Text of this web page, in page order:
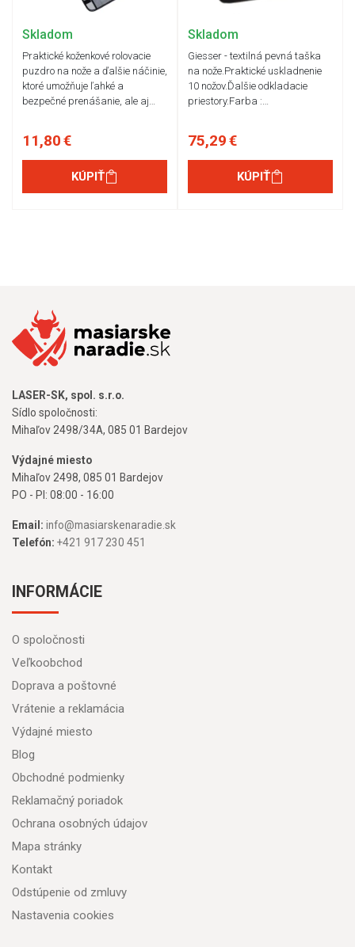
Skladom
Praktické koženkové rolovacie
puzdro na nože a ďalšie náčinie,
ktoré umožňuje ľahké a
bezpečné prenášanie, ale aj…
11,80 €
KÚPIŤ
Skladom
Giesser - textilná pevná taška
na nože.Praktické uskladnenie
10 nožov.Ďalšie odkladacie
priestory.Farba :…
75,29 €
KÚPIŤ
LASER-SK, spol. s.r.o.
Sídlo spoločnosti:
Mihaľov 2498/34A, 085 01 Bardejov
Výdajné miesto
Mihaľov 2498, 085 01 Bardejov
PO - PI: 08:00 - 16:00
Email: info@masiarskenaradie.sk
Telefón: +421 917 230 451
INFORMÁCIE
O spoločnosti
Veľkoobchod
Doprava a poštovné
Vrátenie a reklamácia
Výdajné miesto
Blog
Obchodné podmienky
Reklamačný poriadok
Ochrana osobných údajov
Mapa stránky
Kontakt
Odstúpenie od zmluvy
Nastavenia cookies